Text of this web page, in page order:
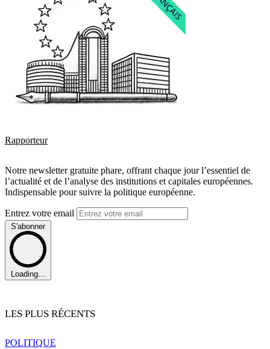
Rapporteur
Notre newsletter gratuite phare, offrant chaque jour l’essentiel de
l’actualité et de l’analyse des institutions et capitales européennes.
Indispensable pour suivre la politique européenne.
Entrez votre email
S'abonner
Loading...
LES PLUS RÉCENTS
POLITIQUE